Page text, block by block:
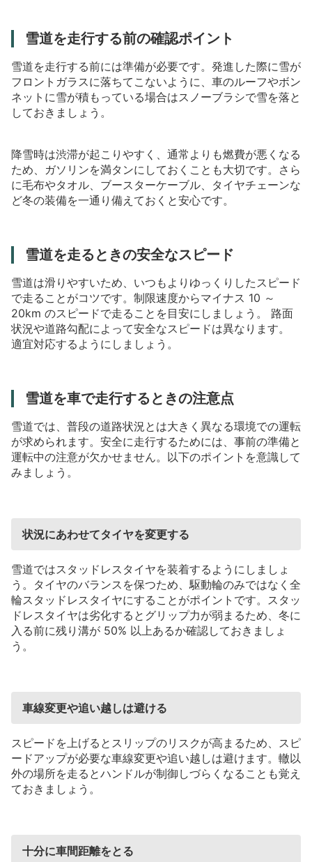
雪道を走行する前の確認ポイント
雪道を走行する前には準備が必要です。発進した際に雪が
フロントガラスに落ちてこないように、車のルーフやボン
ネットに雪が積もっている場合はスノーブラシで雪を落と
しておきましょう。
降雪時は渋滞が起こりやすく、通常よりも燃費が悪くなる
ため、ガソリンを満タンにしておくことも大切です。さら
に毛布やタオル、ブースターケーブル、タイヤチェーンな
ど冬の装備を一通り備えておくと安心です。
雪道を走るときの安全なスピード
雪道は滑りやすいため、いつもよりゆっくりしたスピード
で走ることがコツです。制限速度からマイナス 10 ～
20km のスピードで走ることを目安にしましょう。
路面
状況や道路勾配によって安全なスピードは異なります。
適宜対応するようにしましょう。
雪道を車で走行するときの注意点
雪道では、普段の道路状況とは大きく異なる環境での運転
が求められます。安全に走行するためには、事前の準備と
運転中の注意が欠かせません。以下のポイントを意識して
みましょう。
状況にあわせてタイヤを変更する
雪道ではスタッドレスタイヤを装着するようにしましょ
う。タイヤのバランスを保つため、駆動輪のみではなく全
輪スタッドレスタイヤにすることがポイントです。スタッ
ドレスタイヤは劣化するとグリップ力が弱まるため、冬に
入る前に残り溝が 50% 以上あるか確認しておきましょ
う。
車線変更や追い越しは避ける
スピードを上げるとスリップのリスクが高まるため、スピ
ードアップが必要な車線変更や追い越しは避けます。轍以
外の場所を走るとハンドルが制御しづらくなることも覚え
ておきましょう。
十分に車間距離をとる